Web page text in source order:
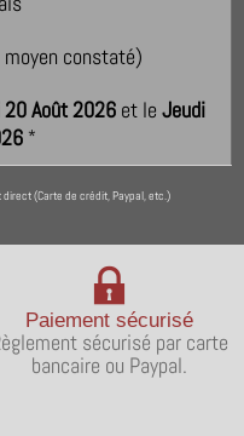
constaté)
20 Août 2026 et le Jeudi
*
(Carte de crédit, Paypal, etc.)
Paiement sécurisé
sécurisé par carte
bancaire ou Paypal.